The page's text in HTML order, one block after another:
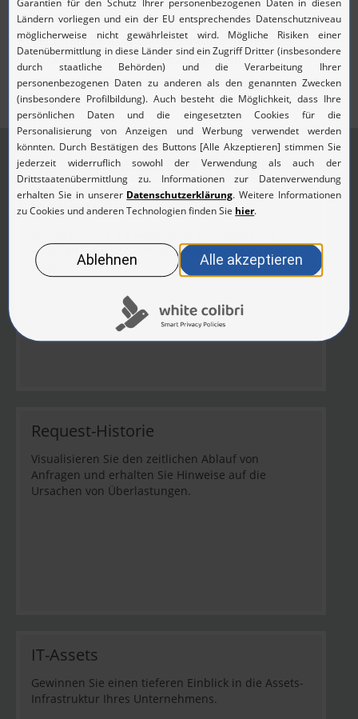
Entscheidungsfindung und Zusammenarbeit.
Betten Sie Berichte und Dashboards in Websites,
Intranets, Blogs und Anwendungen ein.
Greifen Sie über das Internet oder mobile Geräte auf Ihre
Dashboards zu.
Unterstützte Module
Incidents
erstellen Sie Pläne, um wiederkehrende Incidents
zu minimieren.
Request-Historie
Visualisieren Sie den zeitlichen Ablauf von
Anfragen und erhalten Sie Hinweise auf die
Ursachen von Überlastungen.
IT-Assets
Gewinnen Sie einen tieferen Einblick in die Assets-
Infrastruktur Ihres Unternehmens.